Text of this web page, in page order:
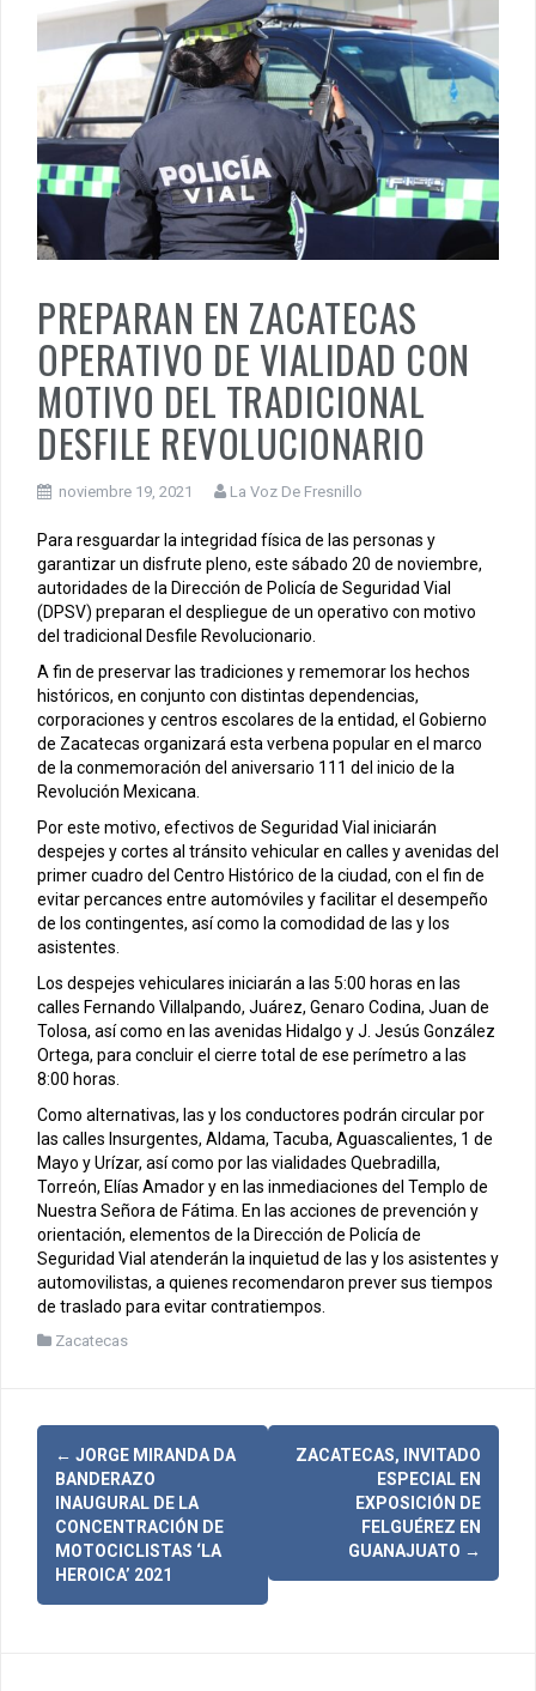
PREPARAN EN ZACATECAS
OPERATIVO DE VIALIDAD CON
MOTIVO DEL TRADICIONAL
DESFILE REVOLUCIONARIO
noviembre 19, 2021 La Voz De Fresnillo
Para resguardar la integridad física de las personas y
garantizar un disfrute pleno, este sábado 20 de noviembre,
autoridades de la Dirección de Policía de Seguridad Vial
(DPSV) preparan el despliegue de un operativo con motivo
del tradicional Desfile Revolucionario.
A fin de preservar las tradiciones y rememorar los hechos
históricos, en conjunto con distintas dependencias,
corporaciones y centros escolares de la entidad, el Gobierno
de Zacatecas organizará esta verbena popular en el marco
de la conmemoración del aniversario 111 del inicio de la
Revolución Mexicana.
Por este motivo, efectivos de Seguridad Vial iniciarán
despejes y cortes al tránsito vehicular en calles y avenidas del
primer cuadro del Centro Histórico de la ciudad, con el fin de
evitar percances entre automóviles y facilitar el desempeño
de los contingentes, así como la comodidad de las y los
asistentes.
Los despejes vehiculares iniciarán a las 5:00 horas en las
calles Fernando Villalpando, Juárez, Genaro Codina, Juan de
Tolosa, así como en las avenidas Hidalgo y J. Jesús González
Ortega, para concluir el cierre total de ese perímetro a las
8:00 horas.
Como alternativas, las y los conductores podrán circular por
las calles Insurgentes, Aldama, Tacuba, Aguascalientes, 1 de
Mayo y Urízar, así como por las vialidades Quebradilla,
Torreón, Elías Amador y en las inmediaciones del Templo de
Nuestra Señora de Fátima. En las acciones de prevención y
orientación, elementos de la Dirección de Policía de
Seguridad Vial atenderán la inquietud de las y los asistentes y
automovilistas, a quienes recomendaron prever sus tiempos
de traslado para evitar contratiempos.
Zacatecas
N
e
← JORGE MIRANDA DA
BANDERAZO
INAUGURAL DE LA
CONCENTRACIÓN DE
MOTOCICLISTAS ‘LA
HEROICA’ 2021
ZACATECAS, INVITADO
ESPECIAL EN
EXPOSICIÓN DE
FELGUÉREZ EN
GUANAJUATO →